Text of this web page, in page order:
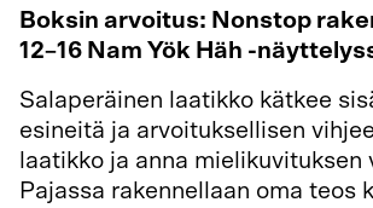
Boksin arvoitus: Nonstop
12–16 Nam Yök Häh -
Salaperäinen laatikko kätkee
esineitä ja arvoituksellisen
laatikko ja anna mielikuvituksen
Pajassa rakennellaan oma teos